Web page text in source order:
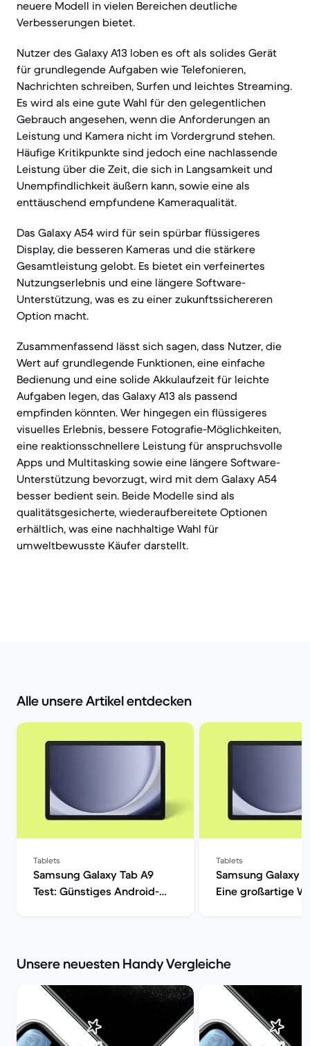
neuere Modell in vielen Bereichen deutliche
Verbesserungen bietet.
Nutzer des Galaxy A13 loben es oft als solides Gerät
für grundlegende Aufgaben wie Telefonieren,
Nachrichten schreiben, Surfen und leichtes Streaming.
Es wird als eine gute Wahl für den gelegentlichen
Gebrauch angesehen, wenn die Anforderungen an
Leistung und Kamera nicht im Vordergrund stehen.
Häufige Kritikpunkte sind jedoch eine nachlassende
Leistung über die Zeit, die sich in Langsamkeit und
Unempfindlichkeit äußern kann, sowie eine als
enttäuschend empfundene Kameraqualität.
Das Galaxy A54 wird für sein spürbar flüssigeres
Display, die besseren Kameras und die stärkere
Gesamtleistung gelobt. Es bietet ein verfeinertes
Nutzungserlebnis und eine längere Software-
Unterstützung, was es zu einer zukunftssichereren
Option macht.
Zusammenfassend lässt sich sagen, dass Nutzer, die
Wert auf grundlegende Funktionen, eine einfache
Bedienung und eine solide Akkulaufzeit für leichte
Aufgaben legen, das Galaxy A13 als passend
empfinden könnten. Wer hingegen ein flüssigeres
visuelles Erlebnis, bessere Fotografie-Möglichkeiten,
eine reaktionsschnellere Leistung für anspruchsvolle
Apps und Multitasking sowie eine längere Software-
Unterstützung bevorzugt, wird mit dem Galaxy A54
besser bedient sein. Beide Modelle sind als
qualitätsgesicherte, wiederaufbereitete Optionen
erhältlich, was eine nachhaltige Wahl für
umweltbewusste Käufer darstellt.
Alle unsere Artikel entdecken
Tablets
Samsung Galaxy Tab A9
Test: Günstiges Android-
Tablets
Samsung Galaxy
Eine großartige
Unsere neuesten Handy Vergleiche